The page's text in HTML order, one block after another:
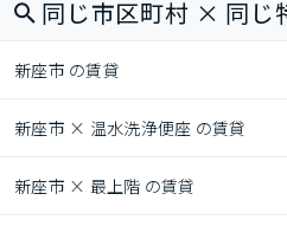
同じ市区町村 × 同じ
新座市 の賃貸
新座市 × 温水洗浄便座 の賃貸
新座市 × 最上階 の賃貸